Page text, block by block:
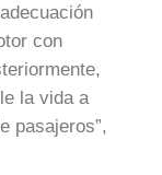
con
la vida a
pasajeros”,